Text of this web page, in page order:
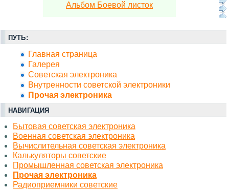
Альбом Боевой листок
ПУТЬ:
Главная страница
Галерея
Советская электроника
Внутренности советской электроники
Прочая электроника
НАВИГАЦИЯ
Бытовая советская электроника
Военная советская электроника
Вычислительная советская электроника
Калькуляторы советские
Промышленная советская электроника
Прочая электроника
Радиоприемники советские